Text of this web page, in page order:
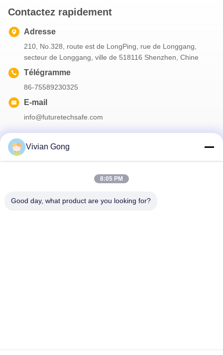
Contactez rapidement
Adresse
210, No.328, route est de LongPing, rue de Longgang,
secteur de Longgang, ville de 518116 Shenzhen, Chine
Télégramme
86-75589230325
E-mail
info@futuretechsafe.com
encore.
Vivian Gong
8:05 PM
Good day, what product are you looking for?